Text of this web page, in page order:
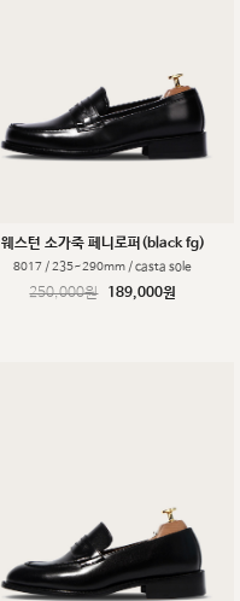
웨스턴 소가죽 페니로퍼(black fg)
8017 / 235~290mm / casta sole
250,000원 189,000원